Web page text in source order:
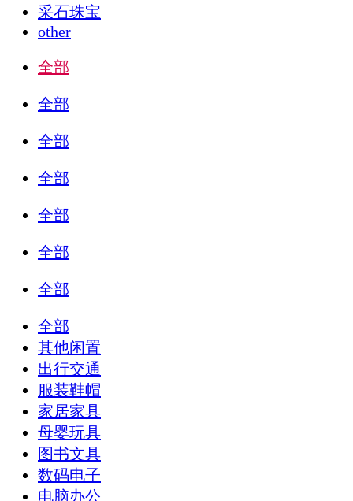
采石珠宝
other
全部
全部
全部
全部
全部
全部
全部
全部
其他闲置
出行交通
服装鞋帽
家居家具
母婴玩具
图书文具
数码电子
电脑办公